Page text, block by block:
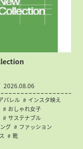
2026.08.06
パレル
インスタ映え
おしゃれ女子
サステナブル
グ
ファッション
靴